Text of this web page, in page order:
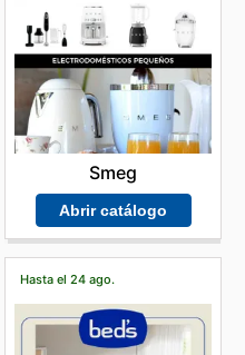
Smeg
Abrir catálogo
Hasta el 24 ago.